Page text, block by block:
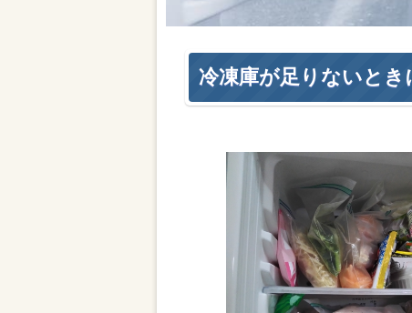
冷凍庫が足りないと